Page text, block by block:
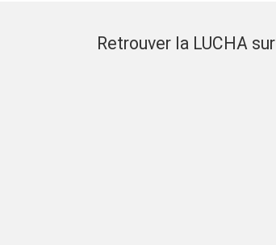
Retrouver la LUCHA sur